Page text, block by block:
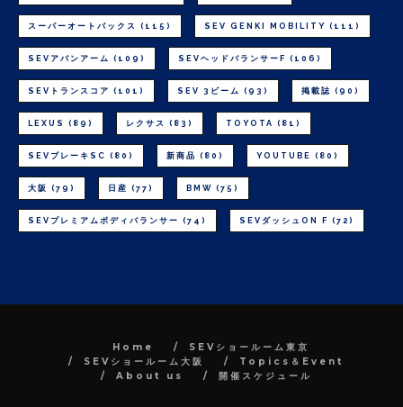
スーパーオートバックス (115) SEV GENKI MOBILITY (111)
SEVアバンアーム (109) SEVヘッドバランサーF (106)
SEVトランスコア (101) SEV 3ビーム (93) 掲載誌 (90)
LEXUS (89) レクサス (83) TOYOTA (81)
SEVブレーキSC (80) 新商品 (80) YOUTUBE (80)
大阪 (79) 日産 (77) BMW (75)
SEVプレミアムボディバランサー (74) SEVダッシュON F (72)
Home
SEVショールーム東京
SEVショールーム大阪
Topics＆Event
About us
開催スケジュール